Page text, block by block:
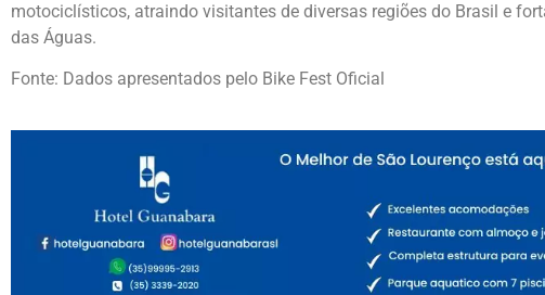
motociclísticos, atraindo visitantes de diversas regiões do Brasil e
das Águas.
Fonte: Dados apresentados pelo Bike Fest Oficial